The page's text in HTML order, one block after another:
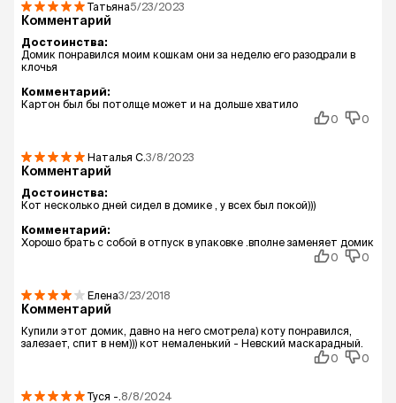
Татьяна5/23/2023
Комментарий
Достоинства:
Домик понравился моим кошкам они за неделю его разодрали в
клочья
Комментарий:
Картон был бы потолще может и на дольше хватило
0
0
Наталья С. 3/8/2023
Комментарий
Достоинства:
Кот несколько дней сидел в домике , у всех был покой)))
Комментарий:
Хорошо брать с собой в отпуск в упаковке .вполне заменяет домик
0
0
Елена3/23/2018
Комментарий
Купили этот домик, давно на него смотрела) коту понравился,
залезает, спит в нем))) кот немаленький - Невский маскарадный.
0
0
Туся -. 8/8/2024